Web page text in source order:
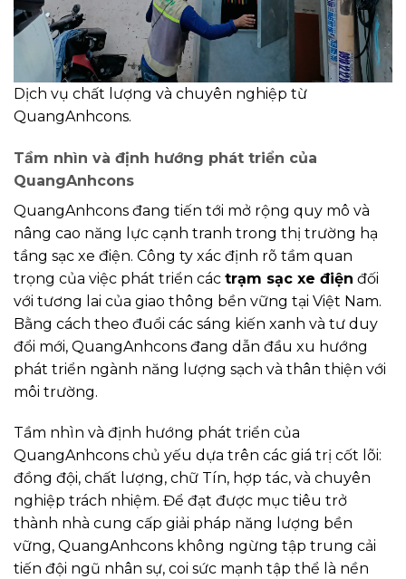
Dịch vụ chất lượng và chuyên nghiệp từ
QuangAnhcons.
Tầm nhìn và định hướng phát triển của
QuangAnhcons
QuangAnhcons đang tiến tới mở rộng quy mô và
nâng cao năng lực cạnh tranh trong thị trường hạ
tầng sạc xe điện. Công ty xác định rõ tầm quan
trọng của việc phát triển các trạm sạc xe điện đối
với tương lai của giao thông bền vững tại Việt Nam.
Bằng cách theo đuổi các sáng kiến xanh và tư duy
đổi mới, QuangAnhcons đang dẫn đầu xu hướng
phát triển ngành năng lượng sạch và thân thiện với
môi trường.
Tầm nhìn và định hướng phát triển của
QuangAnhcons chủ yếu dựa trên các giá trị cốt lõi:
đồng đội, chất lượng, chữ Tín, hợp tác, và chuyên
nghiệp trách nhiệm. Để đạt được mục tiêu trở
thành nhà cung cấp giải pháp năng lượng bền
vững, QuangAnhcons không ngừng tập trung cải
tiến đội ngũ nhân sự, coi sức mạnh tập thể là nền